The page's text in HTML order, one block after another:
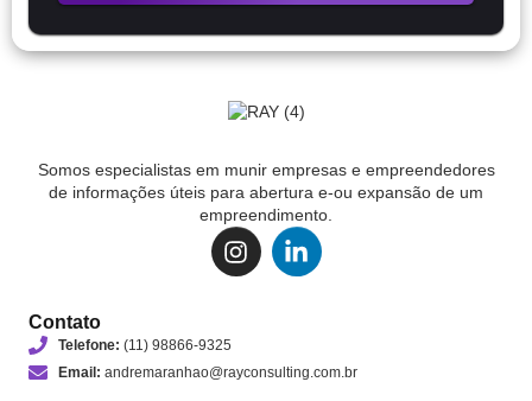
Somos especialistas em munir empresas e empreendedores
de informações úteis para abertura e-ou expansão de um
empreendimento.
Contato
Telefone: (11) 98866-9325
Email: andremaranhao@rayconsulting.com.br